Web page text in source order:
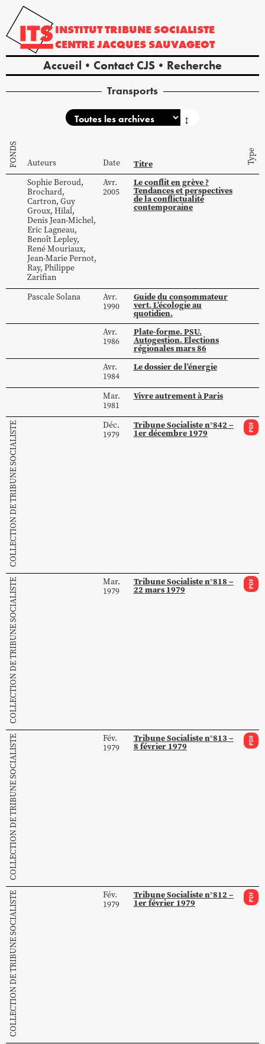
INSTITUTTRIBUNE SOCIALISTE
CENTREJACQUES SAUVAGEOT
Accueil Contact CJS Recherche
Transports
↕
FONDS Auteurs Date Titre Type
SophieBeroud,
Brochard,
Cartron, Guy
Groux, Hilal,
DenisJean-Michel,
EricLagneau,
BenoîtLepley,
RenéMouriaux,
Jean-MariePernot,
Ray, Philippe
Zarifian
Avr.
2005
Le conflit en grève ?
Tendances et perspectives
de la conflictualité
contemporaine
PascaleSolana
Avr.
1990
Guide du consommateur
vert. L’écologie au
quotidien.
Avr.
1986
Plate-forme. PSU.
Autogestion. Elections
régionales mars 86
Avr.
1984
Le dossier de l’énergie
Mar.
1981
Vivre autrement à Paris
COLLECTION DE TRIBUNE SOCIALISTE
Déc.
1979
Tribune Socialiste n°842 –
1er décembre 1979 PDF
COLLECTION DE TRIBUNE SOCIALISTE
Mar.
1979
Tribune Socialiste n°818 –
22 mars 1979 PDF
COLLECTION DE TRIBUNE SOCIALISTE
Fév.
1979
Tribune Socialiste n°813 –
8 février 1979 PDF
COLLECTION DE TRIBUNE SOCIALISTE
Fév.
1979
Tribune Socialiste n°812 –
1er février 1979 PDF